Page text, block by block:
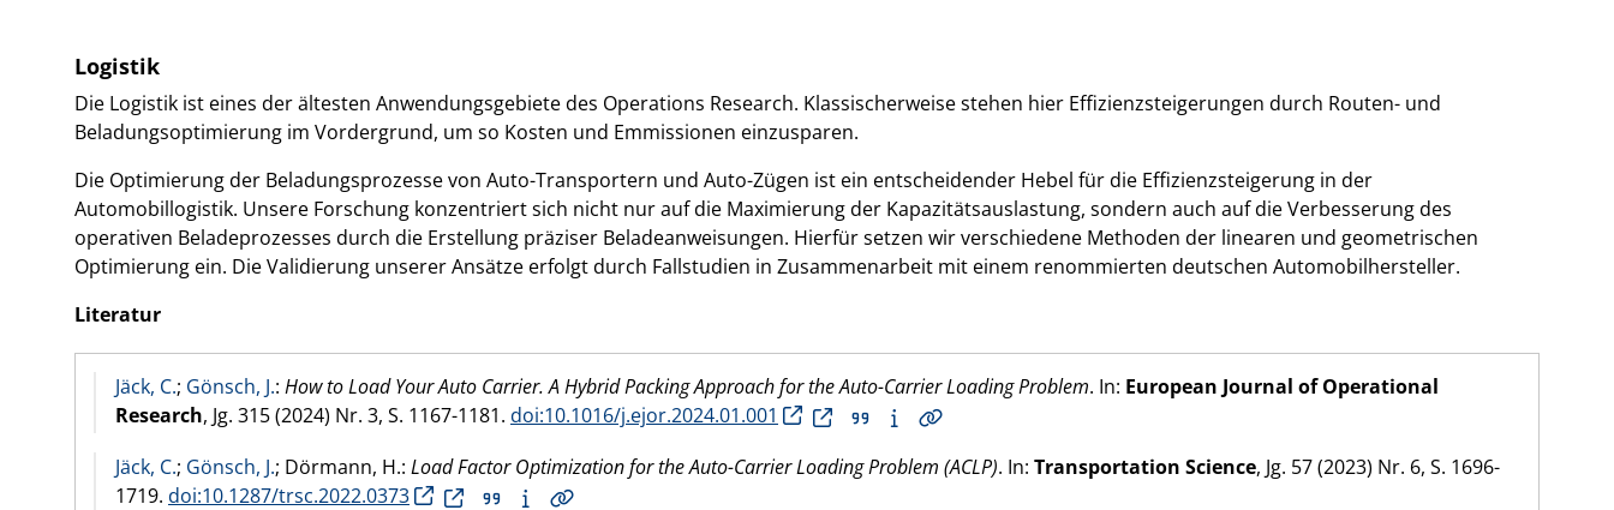
Logistik
Die Logistik ist eines der ältesten Anwendungsgebiete des Operations Research. Klassischerweise stehen hier Effizienzsteigerungen durch Routen- und
Beladungsoptimierung im Vordergrund, um so Kosten und Emmissionen einzusparen.
Die Optimierung der Beladungsprozesse von Auto-Transportern und Auto-Zügen ist ein entscheidender Hebel für die Effizienzsteigerung in der
Automobillogistik. Unsere Forschung konzentriert sich nicht nur auf die Maximierung der Kapazitätsauslastung, sondern auch auf die Verbesserung des
operativen Beladeprozesses durch die Erstellung präziser Beladeanweisungen. Hierfür setzen wir verschiedene Methoden der linearen und geometrischen
Optimierung ein. Die Validierung unserer Ansätze erfolgt durch Fallstudien in Zusammenarbeit mit einem renommierten deutschen Automobilhersteller.
Literatur
Jäck, C.; Gönsch, J.: How to Load Your Auto Carrier. A Hybrid Packing Approach for the Auto-Carrier Loading Problem. In: European Journal of Operational
Research, Jg. 315 (2024) Nr. 3, S. 1167-1181. doi:10.1016/j.ejor.2024.01.001
Jäck, C.; Gönsch, J.; Dörmann, H.: Load Factor Optimization for the Auto-Carrier Loading Problem (ACLP). In: Transportation Science, Jg. 57 (2023) Nr. 6, S. 1696-
1719. doi:10.1287/trsc.2022.0373